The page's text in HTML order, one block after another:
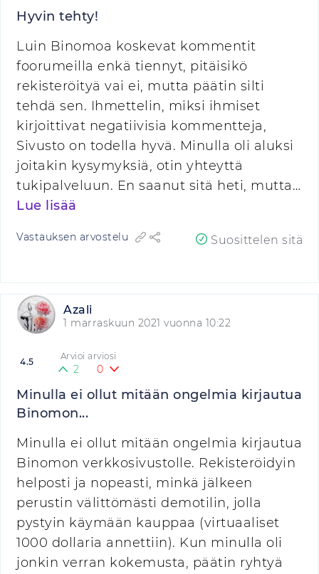
Hyvin tehty!
Luin Binomoa koskevat kommentit
foorumeilla enkä tiennyt, pitäisikö
rekisteröityä vai ei, mutta päätin silti
tehdä sen. Ihmettelin, miksi ihmiset
kirjoittivat negatiivisia kommentteja,
Sivusto on todella hyvä. Minulla oli aluksi
joitakin kysymyksiä, otin yhteyttä
tukipalveluun. En saanut sitä heti, mutta…
Lue lisää
Vastauksen arvostelu Suosittelen sitä
Azali
1 marraskuun 2021 vuonna 10:22
4.5 Arvioi arviosi
2 0
Minulla ei ollut mitään ongelmia kirjautua
Binomon...
Minulla ei ollut mitään ongelmia kirjautua
Binomon verkkosivustolle. Rekisteröidyin
helposti ja nopeasti, minkä jälkeen
perustin välittömästi demotilin, jolla
pystyin käymään kauppaa (virtuaaliset
1000 dollaria annettiin). Kun minulla oli
jonkin verran kokemusta, päätin ryhtyä